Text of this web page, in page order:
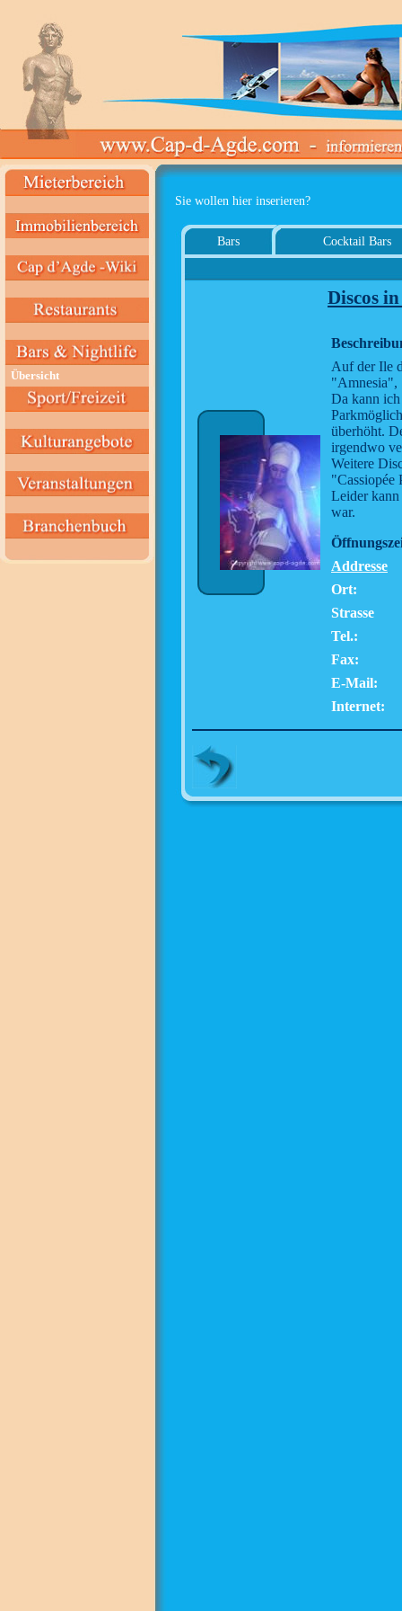
Übersicht
Sie wollen hier inserieren?
Bars Cocktail Bars
Discos
Auf der Ile
Da kann
überhöht.
irgendwo
Weitere
Leider kann
war.
Addresse
Ort:
Strasse
Tel.:
Fax:
E-Mail:
Internet: